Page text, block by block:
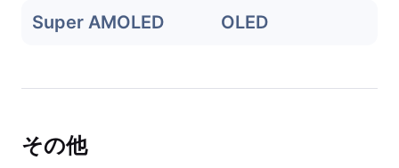
Super AMOLED OLED
その他